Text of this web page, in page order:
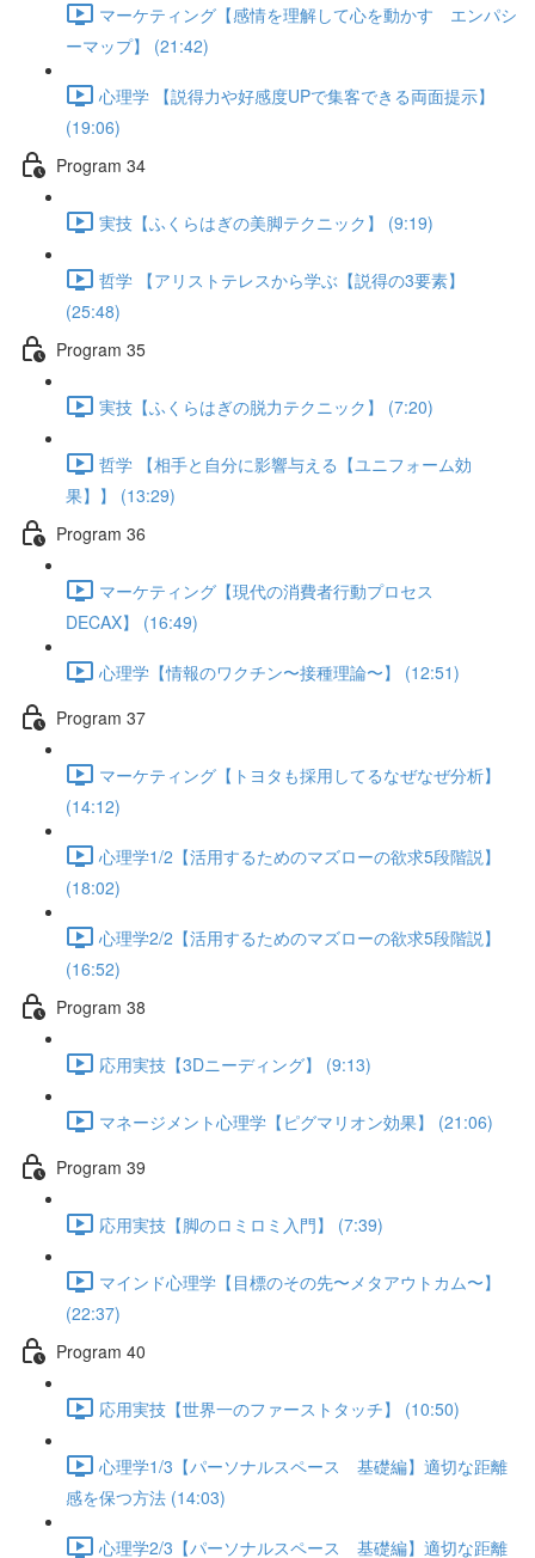
マーケティング【感情を理解して心を動かす エンパシ
ーマップ】 (21:42)
心理学 【説得力や好感度UPで集客できる両面提示】
(19:06)
Program 34
実技【ふくらはぎの美脚テクニック】 (9:19)
哲学 【アリストテレスから学ぶ【説得の3要素】
(25:48)
Program 35
実技【ふくらはぎの脱力テクニック】 (7:20)
哲学 【相手と自分に影響与える【ユニフォーム効
果】】 (13:29)
Program 36
マーケティング【現代の消費者行動プロセス
DECAX】 (16:49)
心理学【情報のワクチン〜接種理論〜】 (12:51)
Program 37
マーケティング【トヨタも採用してるなぜなぜ分析】
(14:12)
心理学1/2【活用するためのマズローの欲求5段階説】
(18:02)
心理学2/2【活用するためのマズローの欲求5段階説】
(16:52)
Program 38
応用実技【3Dニーディング】 (9:13)
マネージメント心理学【ピグマリオン効果】 (21:06)
Program 39
応用実技【脚のロミロミ入門】 (7:39)
マインド心理学【目標のその先〜メタアウトカム〜】
(22:37)
Program 40
応用実技【世界一のファーストタッチ】 (10:50)
心理学1/3【パーソナルスペース 基礎編】適切な距離
感を保つ方法 (14:03)
心理学2/3【パーソナルスペース 基礎編】適切な距離